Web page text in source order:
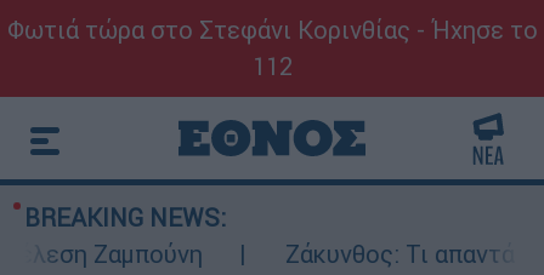
Φωτιά τώρα στο Στεφάνι Κορινθίας - Ήχησε το
112
BREAKING NEWS:
Ζαμπούνη
Ζάκυνθος: Τι απαντά η